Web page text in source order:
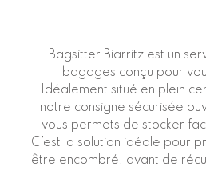
Bagsitter Biarritz est un
bagages conçu pour
Idéalement situé en plein
notre consigne sécurisée
vous permets de stocker
C’est la solution idéale pour
être encombré, avant de